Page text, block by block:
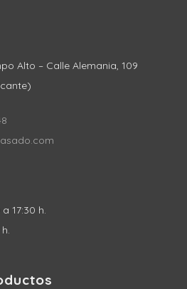
Alto – Calle Alemania, 109
17:30 h.